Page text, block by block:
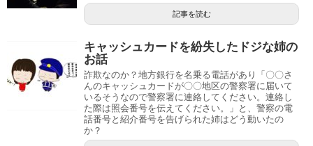
記事を読む
キャッシュカードを紛失したドジな姉の
お話
詐欺なのか？地方銀行を名乗る電話があり「〇〇さ
んのキャッシュカードが〇〇地区の警察署に届いて
いるそうなので警察署に連絡してください。連絡し
た際は照会番号を伝えてください。」と、警察の電
話番号と紹介番号を告げられた姉はどう動いたの
か？